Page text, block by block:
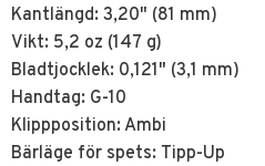
Kantlängd: 3,20" (81 mm)
Vikt: 5,2 oz (147 g)
Bladtjocklek: 0,121" (3,1 mm)
Handtag: G-10
Klippposition: Ambi
Bärläge för spets: Tipp-Up